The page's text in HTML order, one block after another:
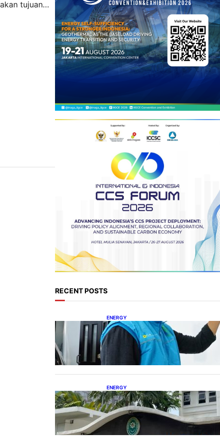
tujuan
RECENT POSTS
ENERGY
Ada 21.865 Pelanggan Baru
Gunakan Home Charging
Services PLN
ENERGY
Koalisi Bersihkan Indonesia
Ajukan Banding atas Putusan
Gugatan RUPTL